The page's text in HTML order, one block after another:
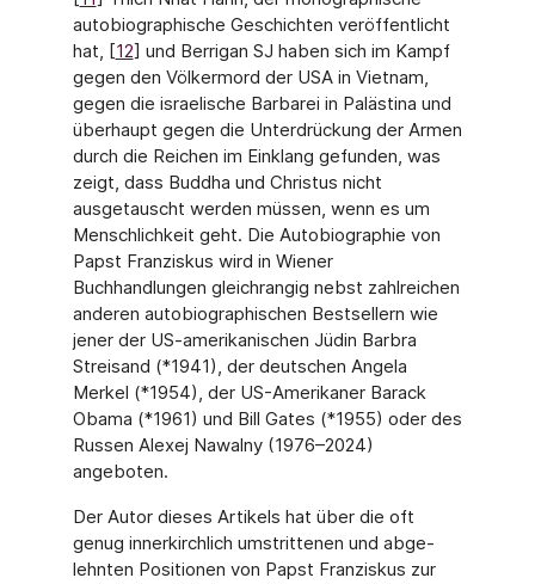
autobiographische Geschichten ver­öffentlicht
hat, [12] und Berrigan SJ haben sich im Kampf
gegen den Völkermord der USA in Vietnam,
gegen die israelische Barbarei in Palästina und
überhaupt gegen die Unter­drückung der Armen
durch die Reichen im Einklang gefunden, was
zeigt, dass Buddha und Christus nicht
ausgetauscht werden müssen, wenn es um
Menschlichkeit geht. Die Autobiographie von
Papst Franziskus wird in Wiener
Buchhandlungen gleichrangig nebst zahlreichen
anderen autobiographischen Bestsellern wie
jener der US-amerikani­schen Jüdin Barbra
Streisand (*1941), der deutschen Angela
Merkel (*1954), der US-Amerikaner Barack
Obama (*1961) und Bill Gates (*1955) oder des
Russen Alexej Nawalny (1976–2024)
angeboten.
Der Autor dieses Artikels hat über die oft
genug innerkirchlich umstrittenen und abge­
lehnten Positionen von Papst Franziskus zur